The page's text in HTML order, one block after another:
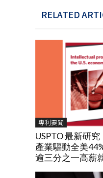
RELATED
專利要聞
USPTO 最新研
產業驅動全美
逾三分之一高薪